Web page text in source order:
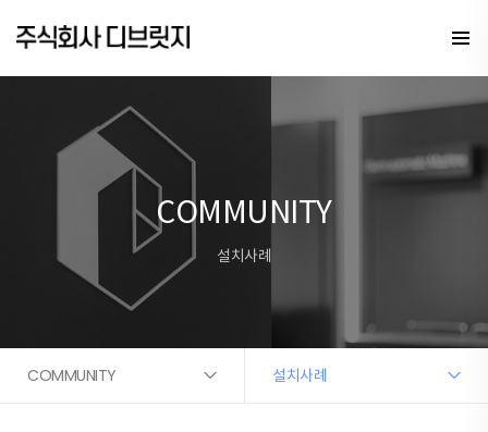
COMMUNITY
설치사례
COMMUNITY 설치사례